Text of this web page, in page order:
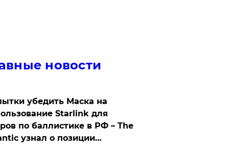
новости
убедить Маска на
Starlink для
по баллистике в РФ – The
узнал о позиции